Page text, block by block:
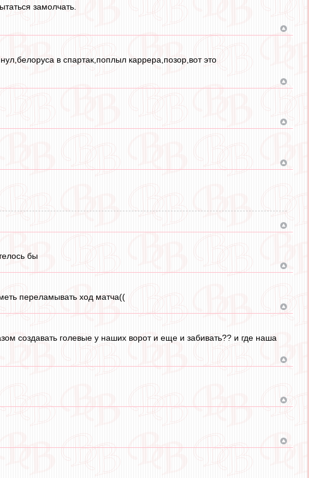
замолчать.
в спартак,поплыл каррера,позор,вот это
бы
переламывать ход матча((
создавать голевые у наших ворот и еще и забивать?? и где наша